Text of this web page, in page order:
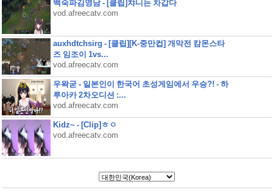
백숙파김영남 - [클립]챠니는 차갑다
vod.afreecatv.com
auxhdtchsirg - [클립][K-중만컵] 개막전 캄몬스타
즈 임조이 1vs...
vod.afreecatv.com
우왁굳 - 일본인이 한국어 초성게임에서 우승?! - 하
루아카 2차오디션 :...
vod.afreecatv.com
Kidz~ - [Clip]ㅎㅇ
vod.afreecatv.com